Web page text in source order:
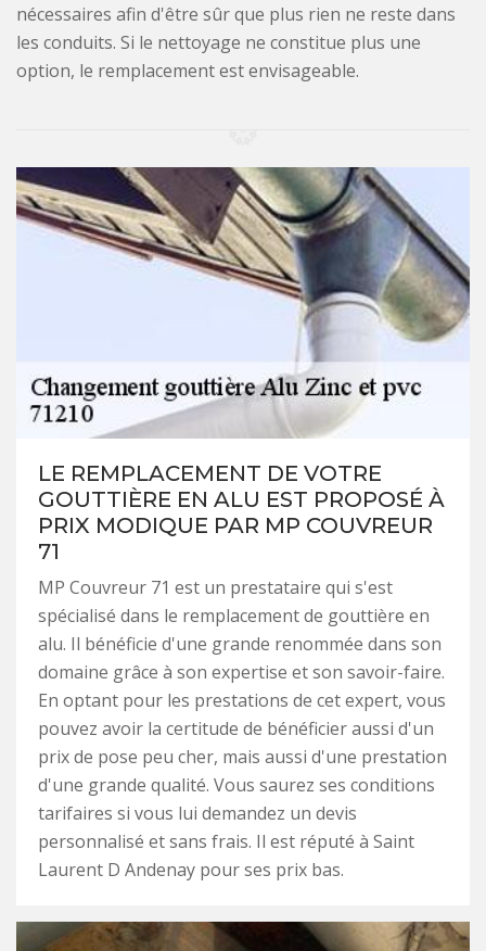
nécessaires afin d'être sûr que plus rien ne reste dans
les conduits. Si le nettoyage ne constitue plus une
option, le remplacement est envisageable.
LE REMPLACEMENT DE VOTRE
GOUTTIÈRE EN ALU EST PROPOSÉ À
PRIX MODIQUE PAR MP COUVREUR
71
MP Couvreur 71 est un prestataire qui s'est
spécialisé dans le remplacement de gouttière en
alu. Il bénéficie d'une grande renommée dans son
domaine grâce à son expertise et son savoir-faire.
En optant pour les prestations de cet expert, vous
pouvez avoir la certitude de bénéficier aussi d'un
prix de pose peu cher, mais aussi d'une prestation
d'une grande qualité. Vous saurez ses conditions
tarifaires si vous lui demandez un devis
personnalisé et sans frais. Il est réputé à Saint
Laurent D Andenay pour ses prix bas.